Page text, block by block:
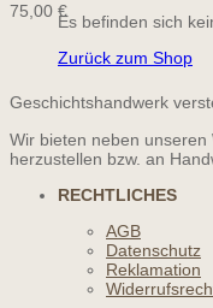
Es befinden sich
Zurück zum Shop
75,00 €
Geschichtshandwerk
Wir bieten neben
herzustellen bzw. an
RECHTLICHES
AGB
Datenschutz
Reklamation